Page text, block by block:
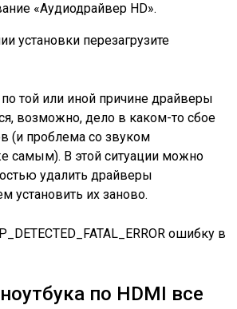
«Аудиодрайвер HD».
установки перезагрузите
той или иной причине драйверы
возможно, дело в каком-то сбое
(и проблема со звуком
самым). В этой ситуации можно
удалить драйверы
установить их заново.
ошибку в
по HDMI все